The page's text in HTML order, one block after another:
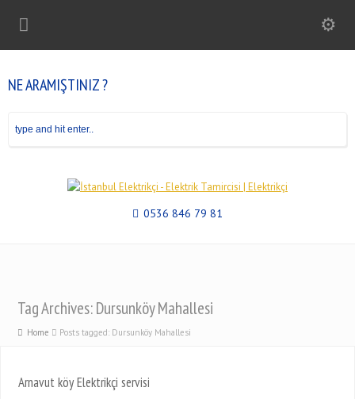
NE ARAMIŞTINIZ ?
0536 846 79 81
Tag Archives: Dursunköy Mahallesi
Home Posts tagged: Dursunköy Mahallesi
Arnavut köy Elektrikçi servisi